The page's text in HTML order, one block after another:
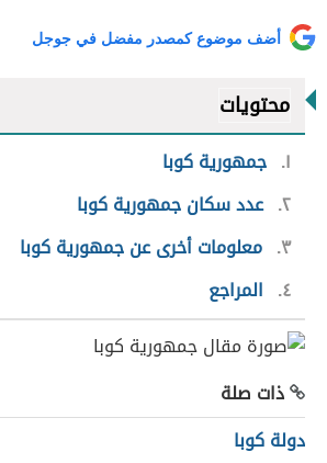
أضف موضوع كمصدر مفضل في جوجل
محتويات
١ جمهورية كوبا
٢ عدد سكان جمهورية كوبا
٣ معلومات أخرى عن جمهورية كوبا
٤
المراجع
ذات صلة
دولة كوبا